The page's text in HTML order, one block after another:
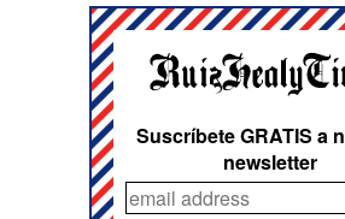
Suscríbete GRATIS a
newsletter